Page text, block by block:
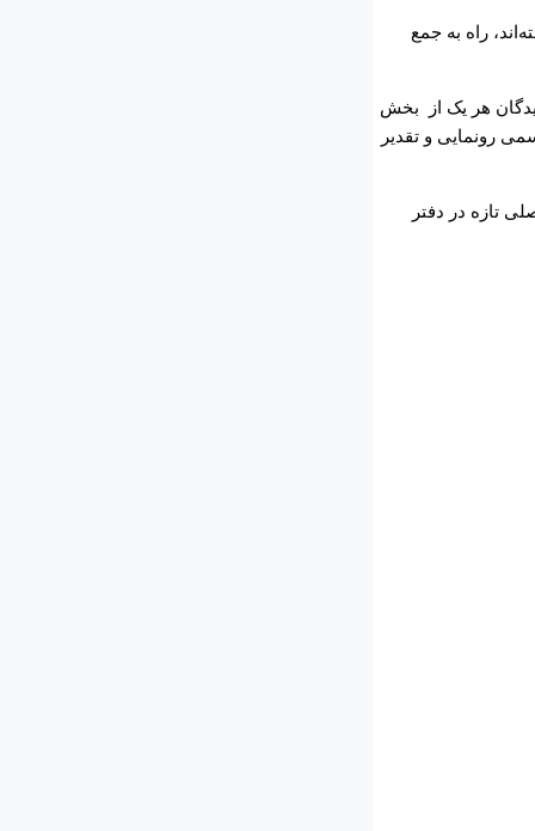
راه‌ به جمع
هر یک از
بخش
رونمایی و تقدیر
تازه در دفتر